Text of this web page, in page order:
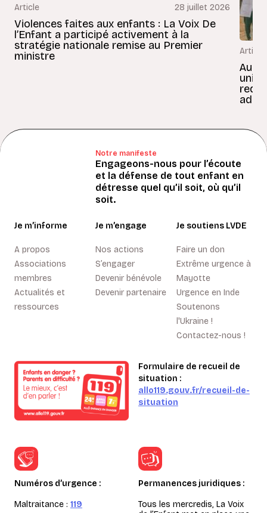
Article 28 juillet 2026
Violences faites aux enfants : La Voix De
l’Enfant a participé activement à la
stratégie nationale remise au Premier
ministre
Article
Au
Notre manifeste
Engageons-nous pour l’écoute
et la défense de tout enfant en
détresse quel qu’il soit, où qu’il
soit.
Je m’informe
A propos
Associations
membres
Actualités et
ressources
Je m’engage
Nos actions
S’engager
Devenir bénévole
Devenir partenaire
Je soutiens LVDE
Faire un don
Extrême urgence à
Mayotte
Urgence en Inde
Soutenons
l'Ukraine !
Contactez-nous !
Formulaire de recueil de
situation :
allo119.gouv.fr/recueil-de-
situation
Numéros d’urgence :
Maltraitance : 119
Permanences juridiques :
Tous les mercredis, La Voix